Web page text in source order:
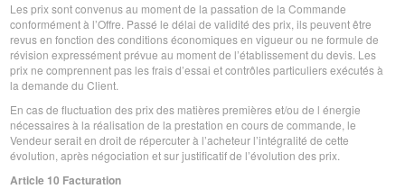
Les prix sont convenus au moment de la passation de la Commande
conformément à l’Offre. Passé le délai de validité des prix, ils peuvent être
revus en fonction des conditions économiques en vigueur ou ne formule de
révision expressément prévue au moment de l’établissement du devis. Les
prix ne comprennent pas les frais d’essai et contrôles particuliers exécutés à
la demande du Client.
En cas de fluctuation des prix des matières premières et/ou de l énergie
nécessaires à la réalisation de la prestation en cours de commande, le
Vendeur serait en droit de répercuter à l’acheteur l’intégralité de cette
évolution, après négociation et sur justificatif de l’évolution des prix.
Article 10 Facturation